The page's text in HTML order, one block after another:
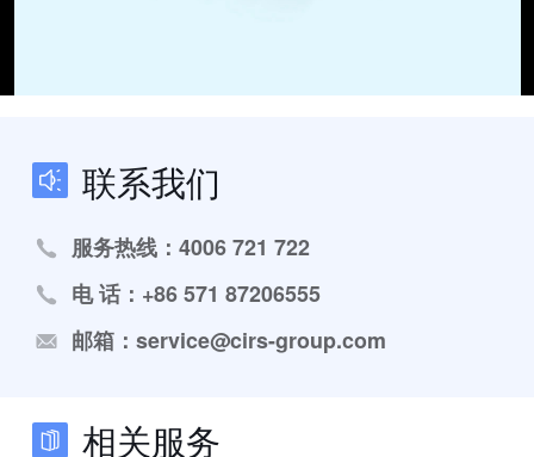
联系我们
服务热线：4006 721 722
电 话：+86 571 87206555
邮箱：service@cirs-group.com
相关服务